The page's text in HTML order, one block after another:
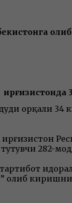
орқали 34
282-
олиб